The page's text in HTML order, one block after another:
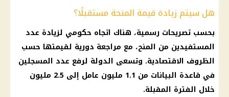
هل سيتم زيادة قيمة المنحة مستقبلًا؟
بحسب تصريحات رسمية، هناك اتجاه حكومي لزيادة عدد
المستفيدين من المنح، مع مراجعة دورية لقيمتها حسب
الظروف الاقتصادية. وتسعى الدولة لرفع عدد المسجلين
في قاعدة البيانات من 1.1 مليون عامل إلى 2.5 مليون
خلال الفترة المقبلة.